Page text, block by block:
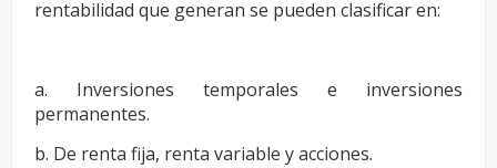
rentabilidad que generan se pueden clasificar en:
a. Inversiones temporales e inversiones
permanentes.
b. De renta fija, renta variable y acciones.